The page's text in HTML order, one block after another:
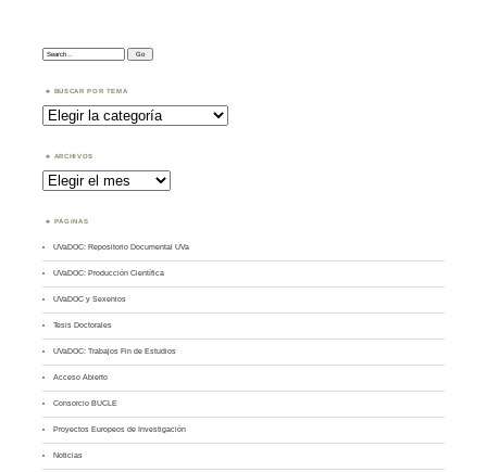
Search:
BUSCAR POR TEMA
Buscar
por
Tema
ARCHIVOS
Archivos
PÁGINAS
UVaDOC: Repositorio Documental UVa
UVaDOC: Producción Científica
UVaDOC y Sexenios
Tesis Doctorales
UVaDOC: Trabajos Fin de Estudios
Acceso Abierto
Consorcio BUCLE
Proyectos Europeos de Investigación
Noticias